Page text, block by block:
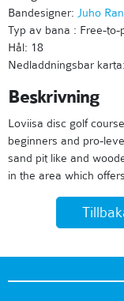
Bandesigner: Juho
Typ av bana : Free-to-
Hål: 18
Nedladdningsbar karta:
Beskrivning
Loviisa disc golf
beginners and pro-
sand pit like and
in the area which